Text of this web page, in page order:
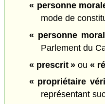
« personne
mode de
« personne
Parlement du
« prescrit »ou «
« propriétaire
représentant